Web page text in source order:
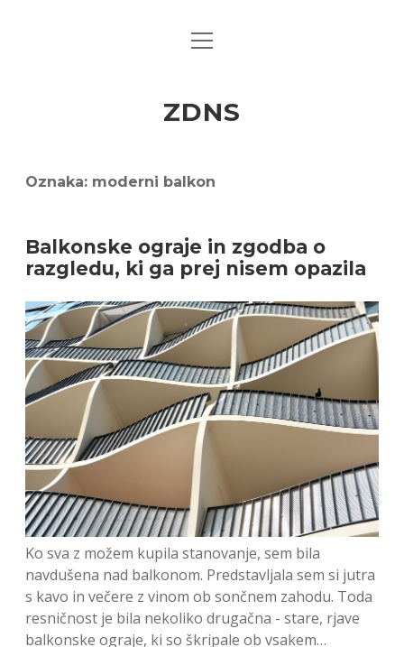
open
ZDNS
Oznaka: moderni balkon
Balkonske ograje in zgodba o
razgledu, ki ga prej nisem opazila
Ko sva z možem kupila stanovanje, sem bila
navdušena nad balkonom. Predstavljala sem si jutra
s kavo in večere z vinom ob sončnem zahodu. Toda
resničnost je bila nekoliko drugačna - stare, rjave
balkonske ograje, ki so škripale ob vsakem…